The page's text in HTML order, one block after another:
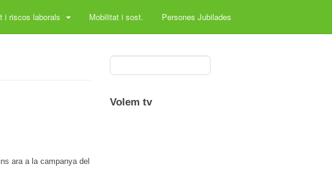
i riscos laborals Mobilitat i sost. Persones Jubilades
ara a la campanya del
Volem tv